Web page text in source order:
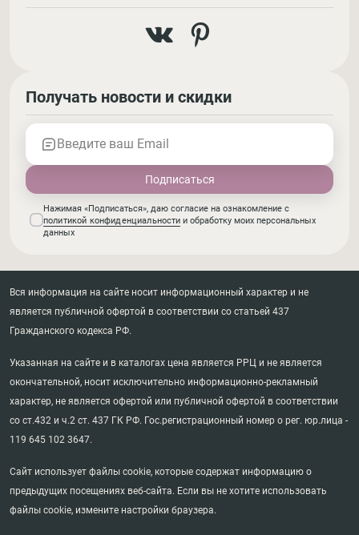
Получать новости и скидки
Введите ваш Email
Нажимая «Подписаться», даю согласие на ознакомление с
политикой конфиденциальности и обработку моих персональных
данных
Вся информация на сайте носит информационный характер и не
является публичной офертой в соответствии со статьей 437
Гражданского кодекса РФ.
Указанная на сайте и в каталогах цена является РРЦ и не является
окончательной, носит исключительно информационно-рекламный
характер, не является офертой или публичной офертой в соответствии
со ст.432 и ч.2 ст. 437 ГК РФ. Гос.регистрационный номер о рег. юр.лица -
119 645 102 3647.
Сайт использует файлы cookie, которые содержат информацию о
предыдущих посещениях веб-сайта. Если вы не хотите использовать
файлы cookie, измените настройки браузера.